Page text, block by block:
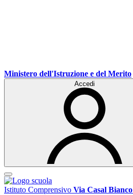
Ministero dell'Istruzione e del Merito
Accedi
Istituto Comprensivo Via Casal Bianco